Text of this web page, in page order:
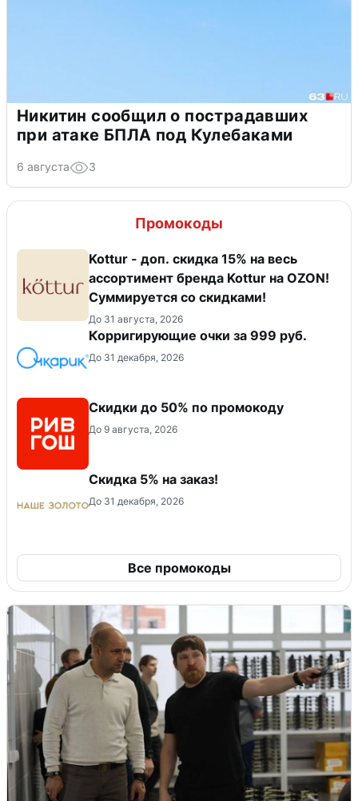
Никитин сообщил о пострадавших
при атаке БПЛА под Кулебаками
6 августа 3
Промокоды
Kottur - доп. скидка 15% на весь
ассортимент бренда Kottur на OZON!
Суммируется со скидками!
До 31 августа, 2026
Корригирующие очки за 999 руб.
До 31 декабря, 2026
Скидки до 50% по промокоду
До 9 августа, 2026
Скидка 5% на заказ!
До 31 декабря, 2026
Все промокоды